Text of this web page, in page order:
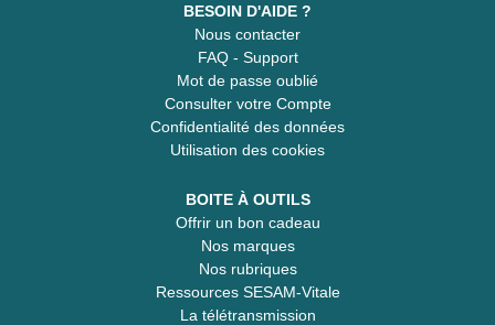
BESOIN D'AIDE ?
Nous contacter
FAQ - Support
Mot de passe oublié
Consulter votre Compte
Confidentialité des données
Utilisation des cookies
BOITE À OUTILS
Offrir un bon cadeau
Nos marques
Nos rubriques
Ressources SESAM-Vitale
La télétransmission